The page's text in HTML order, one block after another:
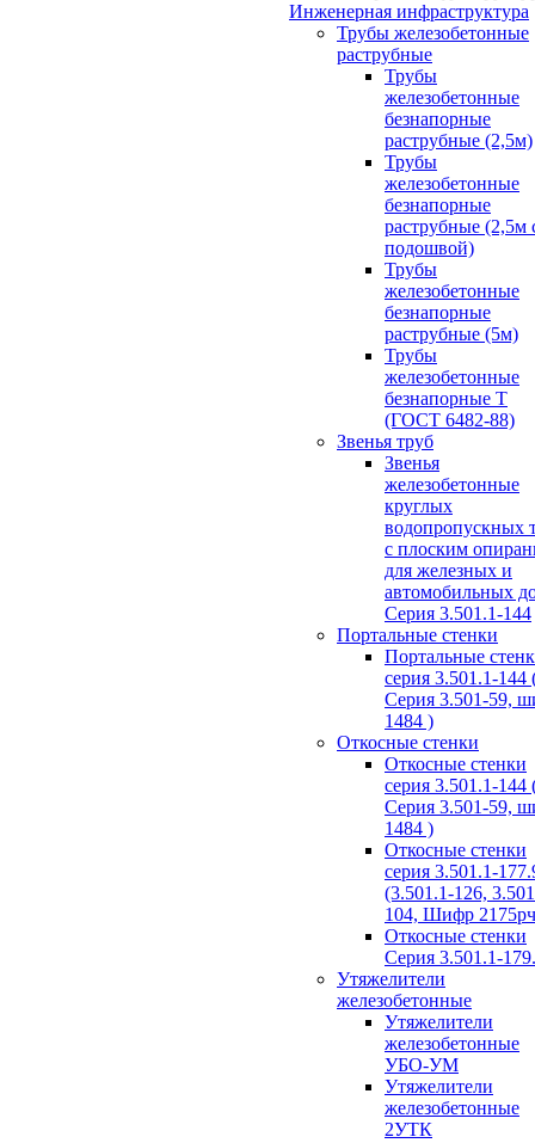
Инженерная инфраструктура
Трубы железобетонные
раструбные
Трубы
железобетонные
безнапорные
раструбные (2,5м)
Трубы
железобетонные
безнапорные
раструбные (2,5м
подошвой)
Трубы
железобетонные
безнапорные
раструбные (5м)
Трубы
железобетонные
безнапорные Т
(ГОСТ 6482-88)
Звенья труб
Звенья
железобетонные
круглых
водопропускных
с плоским
для железных и
автомобильных
Серия 3.501.1-144
Портальные стенки
Портальные
серия 3.501.1-144
Серия 3.501-59,
1484 )
Откосные стенки
Откосные стенки
серия 3.501.1-144
Серия 3.501-59,
1484 )
Откосные стенки
серия 3.501.1-
(3.501.1-126,
104, Шифр
Откосные стенки
Серия 3.501.1-
Утяжелители
железобетонные
Утяжелители
железобетонные
УБО-УМ
Утяжелители
железобетонные
2УТК